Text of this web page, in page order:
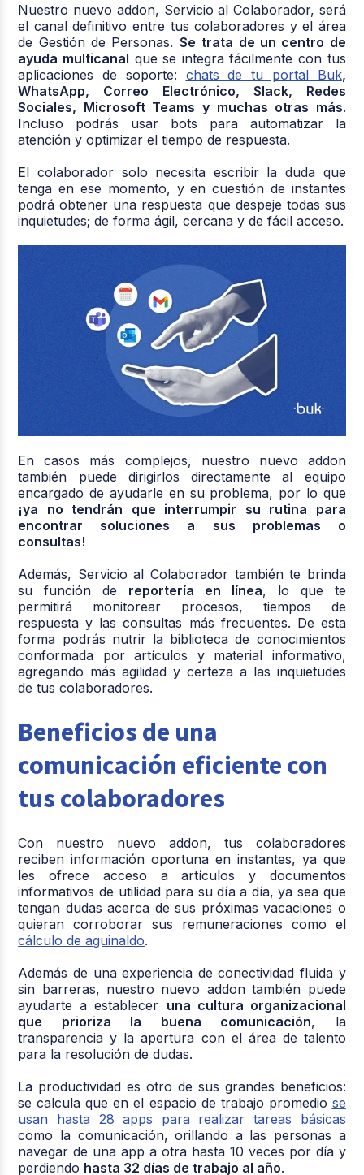
Nuestro nuevo addon, Servicio al Colaborador, será
el canal definitivo entre tus colaboradores y el área
de Gestión de Personas. Se trata de un centro de
ayuda multicanal que se integra fácilmente con tus
aplicaciones de soporte: chats de tu portal Buk,
WhatsApp, Correo Electrónico, Slack, Redes
Sociales, Microsoft Teams y muchas otras más.
Incluso podrás usar bots para automatizar la
atención y optimizar el tiempo de respuesta.
El colaborador solo necesita escribir la duda que
tenga en ese momento, y en cuestión de instantes
podrá obtener una respuesta que despeje todas sus
inquietudes; de forma ágil, cercana y de fácil acceso.
En casos más complejos, nuestro nuevo addon
también puede dirigirlos directamente al equipo
encargado de ayudarle en su problema, por lo que
¡ya no tendrán que interrumpir su rutina para
encontrar soluciones a sus problemas o
consultas!
Además, Servicio al Colaborador también te brinda
su función de reportería en línea, lo que te
permitirá monitorear procesos, tiempos de
respuesta y las consultas más frecuentes. De esta
forma podrás nutrir la biblioteca de conocimientos
conformada por artículos y material informativo,
agregando más agilidad y certeza a las inquietudes
de tus colaboradores.
Beneficios de una
comunicación eficiente con
tus colaboradores
Con nuestro nuevo addon, tus colaboradores
reciben información oportuna en instantes, ya que
les ofrece acceso a artículos y documentos
informativos de utilidad para su día a día, ya sea que
tengan dudas acerca de sus próximas vacaciones o
quieran corroborar sus remuneraciones como el
cálculo de aguinaldo.
Además de una experiencia de conectividad fluida y
sin barreras, nuestro nuevo addon también puede
ayudarte a establecer una cultura organizacional
que prioriza la buena comunicación, la
transparencia y la apertura con el área de talento
para la resolución de dudas.
La productividad es otro de sus grandes beneficios:
se calcula que en el espacio de trabajo promedio se
usan hasta 28 apps para realizar tareas básicas
como la comunicación, orillando a las personas a
navegar de una app a otra hasta 10 veces por día y
perdiendo hasta 32 días de trabajo al año.